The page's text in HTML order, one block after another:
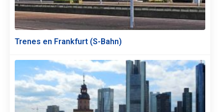
Trenes en Frankfurt (S-Bahn)